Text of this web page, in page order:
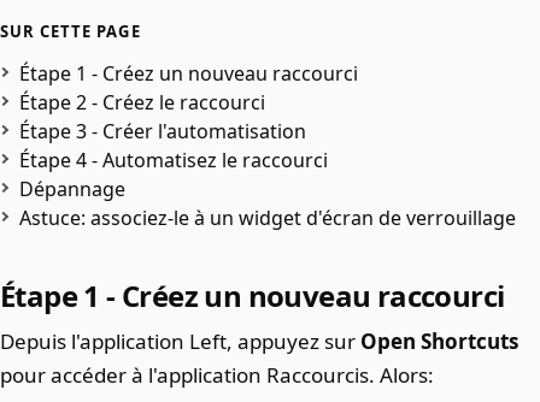
SUR CETTE PAGE
Étape 1 - Créez un nouveau raccourci
Étape 2 - Créez le raccourci
Étape 3 - Créer l'automatisation
Étape 4 - Automatisez le raccourci
Dépannage
Astuce: associez-le à un widget d'écran de verrouillage
Étape 1 - Créez un nouveau raccourci
Depuis l'application Left, appuyez sur Open Shortcuts
pour accéder à l'application Raccourcis. Alors: